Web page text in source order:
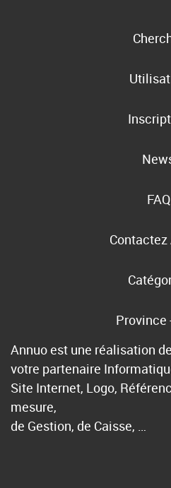
FAQ
Contactez
Province
Annuo est une réalisation de
votre partenaire
Site Internet, Logo,
mesure,
de Gestion, de Caisse, …